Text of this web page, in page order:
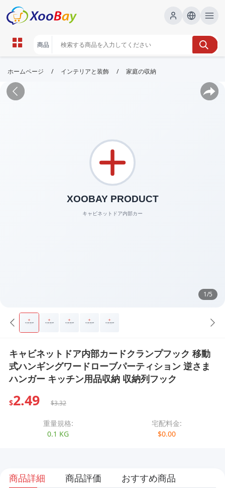
ホームページ / インテリアと装飾 / 家庭の収納
1/5
キャビネットドア内部カードクランプフック 移動
式ハンギングワードローブパーティション 逆さま
ハンガー キッチン用品収納 収納列フック
$2.49 $3.32
重量規格:
0.1 KG
宅配料金:
$0.00
商品詳細 商品評価 おすすめ商品